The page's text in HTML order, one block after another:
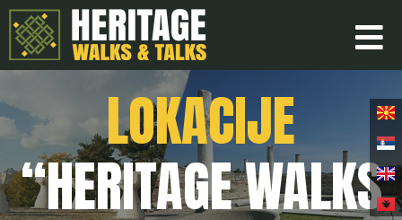
LOKACIJE
“HERITAGE WALKS